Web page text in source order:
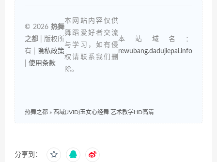
© 2026 热舞
之都 | 版权所
有 |
隐私政策
使用条款
本网站内容仅供
舞蹈爱好者交流
与学习，如有侵
权请联系我们删
除。
本站域名：
rewubang.dadujiepai.info
热舞之都 » 西域(JVID)玉女心经舞 艺术教学HD高清
分享到：